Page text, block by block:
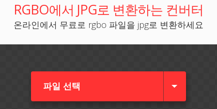
RGBO에서 JPG로 변환하는 컨버터
온라인에서 무료로 rgbo 파일을 jpg로 변환하세요
파일 선택